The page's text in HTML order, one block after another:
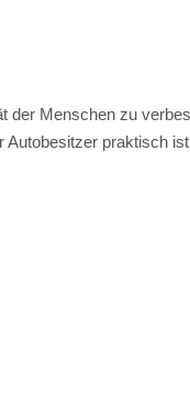
der Menschen zu
Autobesitzer praktisch